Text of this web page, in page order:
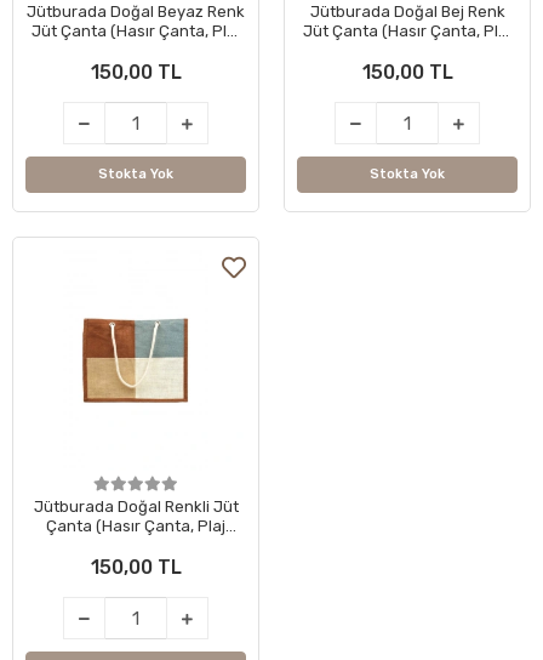
Jütburada Doğal Beyaz Renk
Jüt Çanta (Hasır Çanta, Plaj
150,00 TL
Stokta Yok
Jütburada Doğal Bej Renk
Jüt Çanta (Hasır Çanta, Plaj
150,00 TL
Stokta Yok
Jütburada Doğal Renkli Jüt
Çanta (Hasır Çanta, Plaj
150,00 TL